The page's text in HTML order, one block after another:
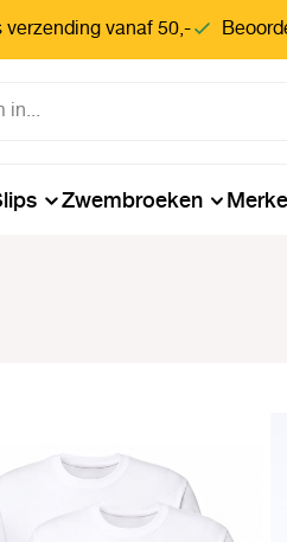
verzending vanaf 50,-
Zwembroeken